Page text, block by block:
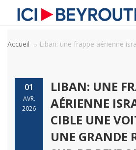
Accueil Liban: une frappe aérienne
01
AVR.
2026
LIBAN: UNE
AÉRIENNE
CIBLE UNE
UNE GRANDE